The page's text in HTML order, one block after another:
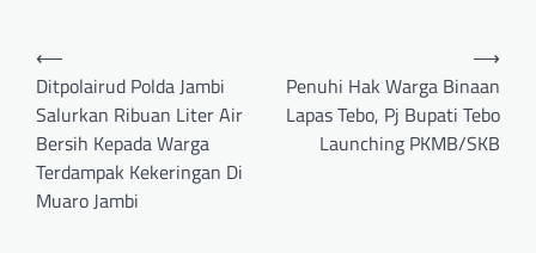
⟵
Ditpolairud Polda Jambi
Salurkan Ribuan Liter Air
Bersih Kepada Warga
Terdampak Kekeringan Di
Muaro Jambi
Penuhi Hak Warga Binaan
Lapas Tebo, Pj Bupati Tebo
Launching PKMB/SKB
⟶